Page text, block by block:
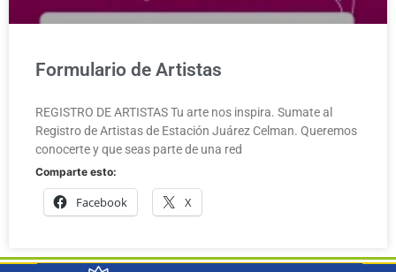
Formulario de Artistas
REGISTRO DE ARTISTAS Tu arte nos inspira. Sumate al
Registro de Artistas de Estación Juárez Celman. Queremos
conocerte y que seas parte de una red
Comparte esto:
Facebook X